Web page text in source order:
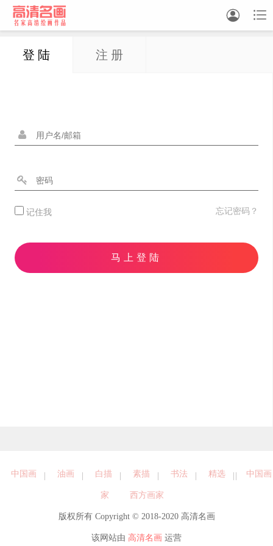


白描
书法
精选
西方画家
登 陆 注 册
记住我 忘记密码？
马上登陆
中国画 油画 白描 素描 书法 精选 中国画
家 西方画家
版权所有 Copyright © 2018-2020 高清名画
该网站由 高清名画 运营